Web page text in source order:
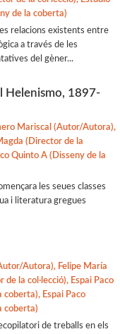
de la coberta)
relacions existents entre
a través de les
del gèner...
Helenismo, 1897-
Mariscal (Autor/Autora),
(Director de la
Quinto A (Disseny de la
les seues classes
i literatura gregues
Autora), Felipe María
la col·lecció), Espai Paco
coberta), Espai Paco
coberta)
de treballs en els